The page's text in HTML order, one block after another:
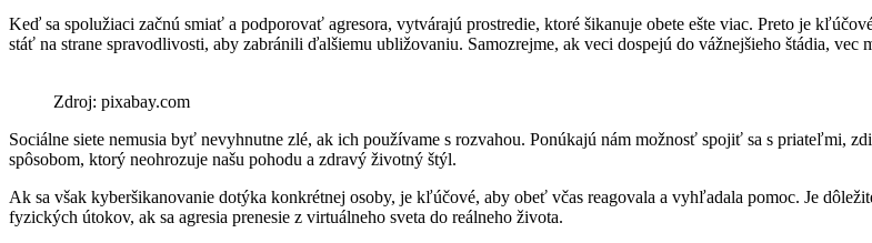
Keď sa spolužiaci začnú smiať a podporovať agresora, vytvárajú prostredie, ktoré šikanuje obete ešte viac. Preto je
stáť na strane spravodlivosti, aby zabránili ďalšiemu ubližovaniu. Samozrejme, ak veci dospejú do vážnejšieho štádia, vec
Zdroj: pixabay.com
Sociálne siete nemusia byť nevyhnutne zlé, ak ich používame s rozvahou. Ponúkajú nám možnosť spojiť sa s
spôsobom, ktorý neohrozuje našu pohodu a zdravý životný štýl.
Ak sa však kyberšikanovanie dotýka konkrétnej osoby, je kľúčové, aby obeť včas reagovala a vyhľadala pomoc. Je
fyzických útokov, ak sa agresia prenesie z virtuálneho sveta do reálneho života.